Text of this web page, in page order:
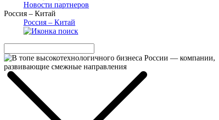
Новости партнеров
Россия – Китай
Россия – Китай